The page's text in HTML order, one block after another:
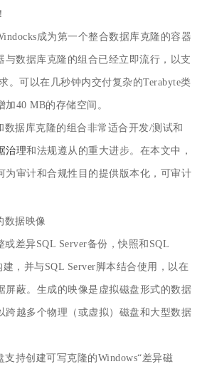
成为第一个整合数据库克隆的容器
与数据库克隆的组合已经立即流行，以支
。可以在几秒钟内交付复杂的Terabyte类
加40 MB的存储空间。
数据库克隆的组合非常适合开发/测试和
治理和法规遵从的重大进步。在本文中，
为审计和合规性目的提供版本化，可审计
数据映像
或差异SQL Server备份，快照和SQL
建，并与SQL Server脚本结合使用，以在
屏蔽。生成的映像是虚拟磁盘形式的数据
跨越多个物理（或虚拟）磁盘和大型数据
支持创建可写克隆的Windows“差异磁